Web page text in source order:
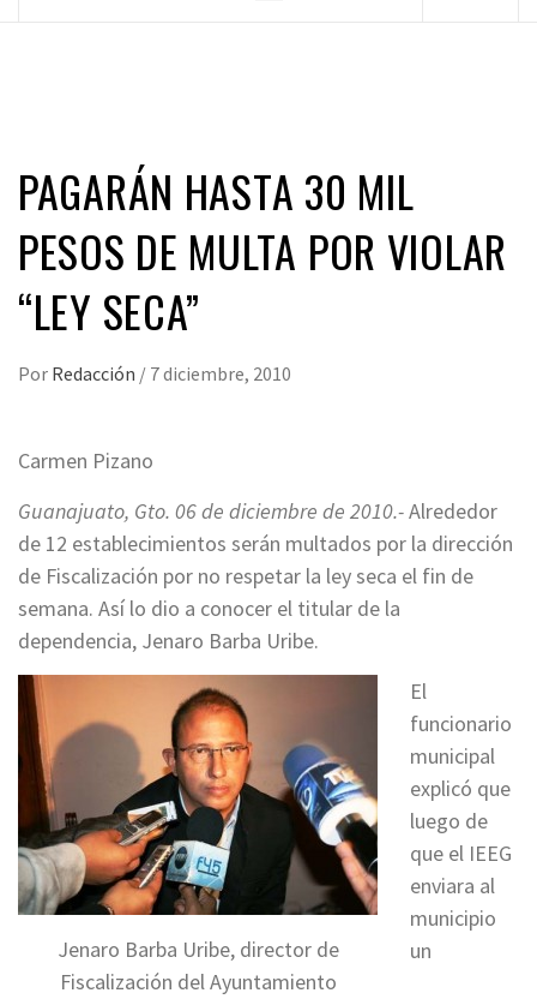
PAGARÁN HASTA 30 MIL
PESOS DE MULTA POR VIOLAR
“LEY SECA”
Por Redacción / 7 diciembre, 2010
Carmen Pizano
Guanajuato, Gto. 06 de diciembre de 2010.-Alrededor
de 12 establecimientos serán multados por la dirección
de Fiscalización por no respetar la ley seca el fin de
semana. Así lo dio a conocer el titular de la
dependencia, Jenaro Barba Uribe.
Jenaro Barba Uribe, director de
Fiscalización del Ayuntamiento
El
funcionario
municipal
explicó que
luego de
que el IEEG
enviara al
municipio
un